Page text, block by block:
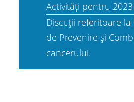
Activități pentru 2023
Discuții referitoare la
de Prevenire și
cancerului.